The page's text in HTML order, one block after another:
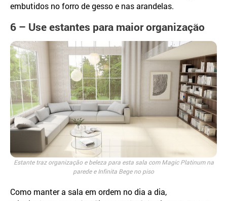
embutidos no forro de gesso e nas arandelas.
6 – Use estantes para maior organização
Estante traz organização e beleza para esta sala com Magic Platinum na
parede e Infinita Bege no piso
Como manter a sala em ordem no dia a dia,